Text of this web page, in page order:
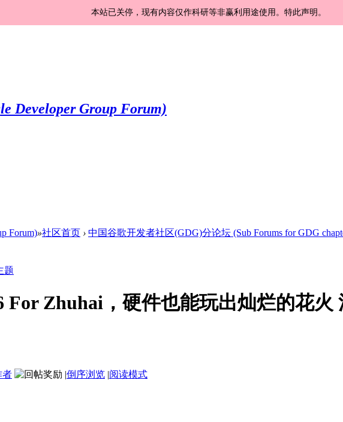
本站已关停，现有内容仅作科研等非赢利用途使用。特此声明。
Forum)»社区首页 › 中国谷歌开发者社区(GDG)分论坛 (Sub Forums for GDG
For Zhuhai，硬件也能玩出灿烂的花火
者 |倒序浏览 |阅读模式